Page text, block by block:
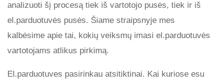
analizuoti šį procesą tiek iš vartotojo pusės, tiek ir iš
el.parduotuvės pusės. Šiame straipsnyje mes
kalbėsime apie tai, kokių veiksmų imasi el.parduotuvės
vartotojams atlikus pirkimą.
El.parduotuves pasirinkau atsitiktinai. Kai kuriose esu